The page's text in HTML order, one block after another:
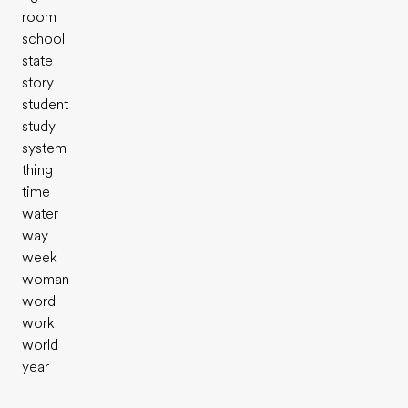
room
school
state
story
student
study
system
thing
time
water
way
week
woman
word
work
world
year